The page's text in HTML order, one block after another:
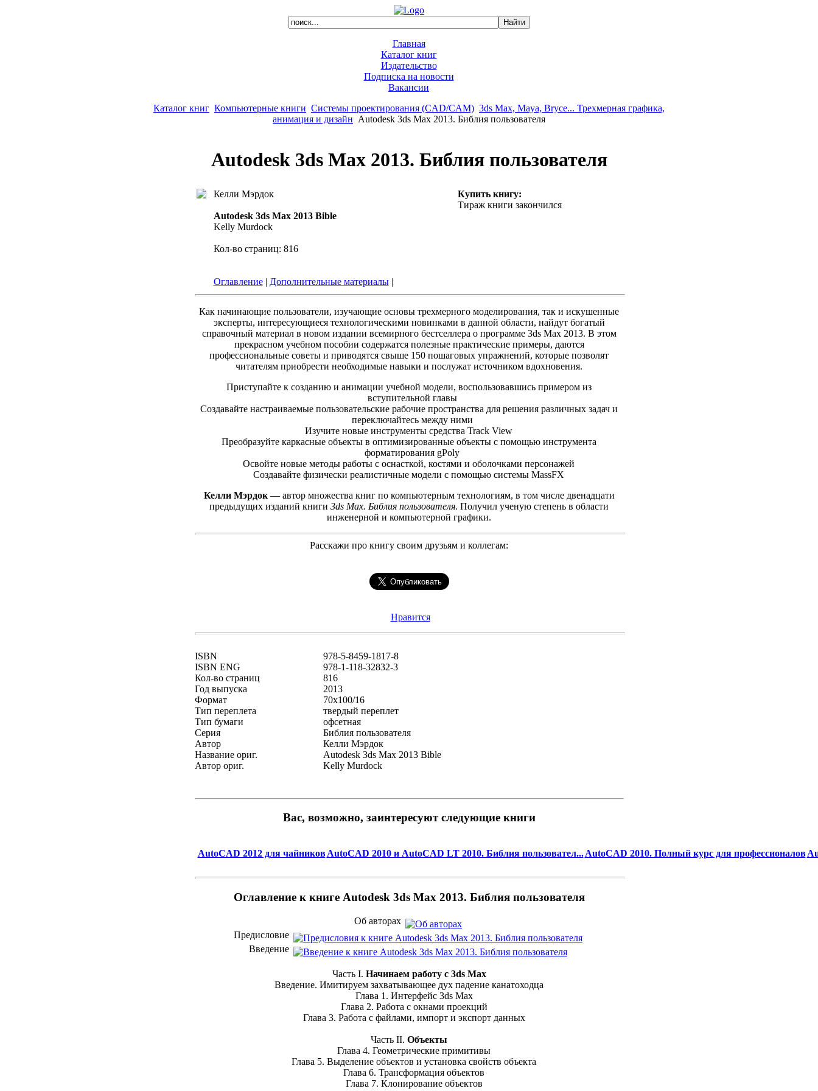
Главная
Каталог книг
Издательство
Подписка на новости
Вакансии
Каталог книг Компьютерные книги Системы проектирования (CAD/CAM) 3ds Max, Maya, Bryce... Трехмерная графика,
анимация и дизайн Autodesk 3ds Max 2013. Библия пользователя
Autodesk 3ds Max 2013. Библия пользователя
Келли Мэрдок
Autodesk 3ds Max 2013 Bible
Kelly Murdock
Кол-во страниц: 816
Оглавление| Дополнительные материалы|
Купить книгу:
Тираж книги закончился
Как начинающие пользователи, изучающие основы трехмерного моделирования, так и искушенные
эксперты, интересующиеся технологическими новинками в данной области, найдут богатый
справочный материал в новом издании всемирного бестселлера о программе 3ds Max 2013. В этом
прекрасном учебном пособии содержатся полезные практические примеры, даются
профессиональные советы и приводятся свыше 150 пошаговых упражнений, которые позволят
читателям приобрести необходимые навыки и послужат источником вдохновения.
Приступайте к созданию и анимации учебной модели, воспользовавшись примером из
вступительной главы
Создавайте настраиваемые пользовательские рабочие пространства для решения различных задач и
переключайтесь между ними
Изучите новые инструменты средства Track View
Преобразуйте каркасные объекты в оптимизированные объекты с помощью инструмента
форматирования gPoly
Освойте новые методы работы с оснасткой, костями и оболочками персонажей
Создавайте физически реалистичные модели с помощью системы MassFX
Келли Мэрдок— автор множества книг по компьютерным технологиям, в том числе двенадцати
предыдущих изданий книги 3ds Max. Библия пользователя. Получил ученую степень в области
инженерной и компьютерной графики.
Расскажи про книгу своим друзьям и коллегам:
Нравится
ISBN
978-5-8459-1817-8
ISBN ENG
978-1-118-32832-3
Кол-во страниц
816
Год выпуска
2013
Формат
70x100/16
Тип переплета
твердый переплет
Тип бумаги
офсетная
Серия
Библия пользователя
Автор
Келли Мэрдок
Название ориг.
Autodesk 3ds Max 2013 Bible
Автор ориг.
Kelly Murdock
Вас, возможно, заинтересуют следующие книги
AutoCAD 2012 для чайников AutoCAD 2010 и AutoCAD LT 2010. Библия пользовател... AutoCAD 2010. Полный курс для профессионалов
Оглавление к книге Autodesk 3ds Max 2013. Библия пользователя
Об авторах
Предисловие
Введение
Часть I. Начинаем работу с 3ds Max
Введение. Имитируем захватывающее дух падение канатоходца
Глава 1. Интерфейс 3ds Max
Глава 2. Работа с окнами проекций
Глава 3. Работа с файлами, импорт и экспорт данных
Часть II. Объекты
Глава 4. Геометрические примитивы
Глава 5. Выделение объектов и установка свойств объекта
Глава 6. Трансформация объектов
Глава 7. Клонирование объектов